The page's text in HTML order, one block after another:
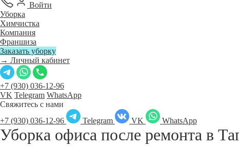
Войти
Уборка
Химчистка
Компания
Франшиза
Заказать уборку
→ Личный кабинет
+7 (930) 036-12-96
VK Telegram WhatsApp
Свяжитесь с нами
+7 (930) 036-12-96
Telegram VK WhatsApp
Уборка офиса после ремонта в